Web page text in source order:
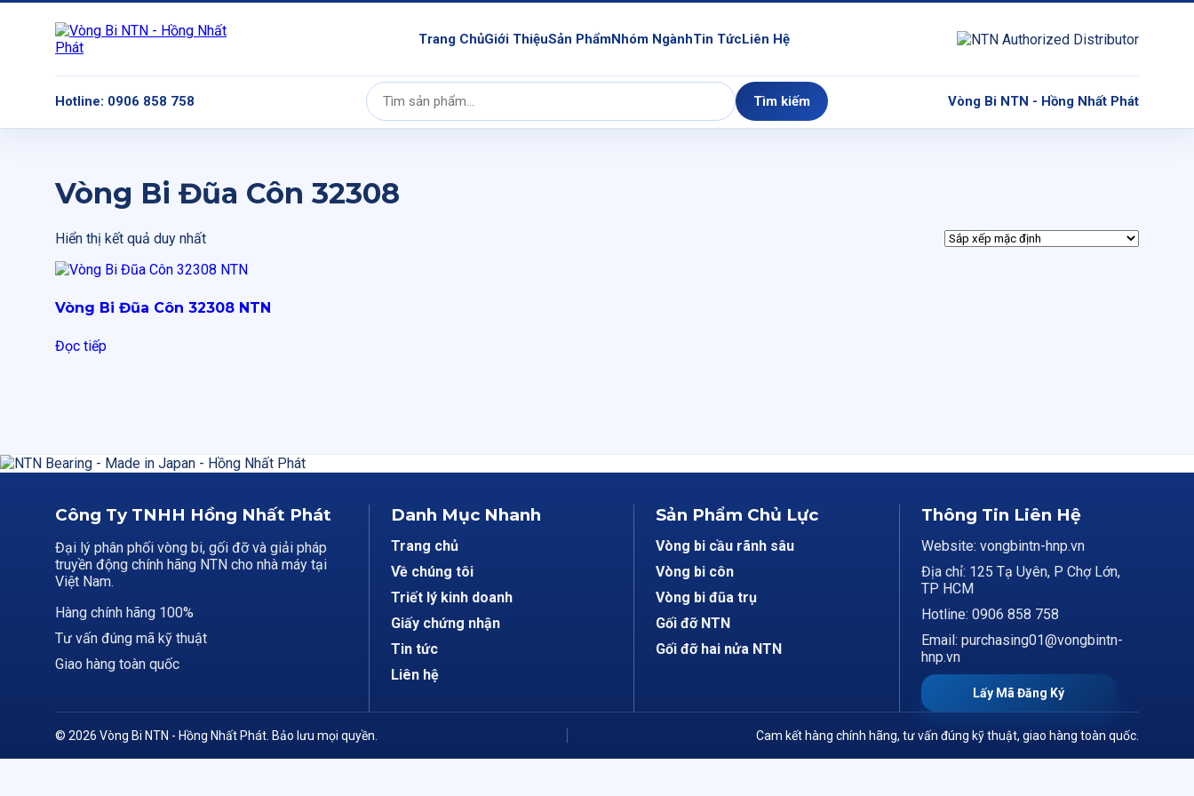
Trang ChủGiới ThiệuSản PhẩmNhóm NgànhTin TứcLiên Hệ
Hotline: 0906 858 758
Tìm
kiếm:
Tìm kiếm Vòng Bi NTN - Hồng Nhất Phát
Vòng Bi Đũa Côn 32308
Hiển thị kết quả duy nhất
Vòng Bi Đũa Côn 32308 NTN
Đọc tiếp
Công Ty TNHH Hồng Nhất Phát
Đại lý phân phối vòng bi, gối đỡ và giải pháp
truyền động chính hãng NTN cho nhà máy tại
Việt Nam.
Hàng chính hãng 100%
Tư vấn đúng mã kỹ thuật
Giao hàng toàn quốc
Danh Mục Nhanh
Trang chủ
Về chúng tôi
Triết lý kinh doanh
Giấy chứng nhận
Tin tức
Liên hệ
Sản Phẩm Chủ Lực
Vòng bi cầu rãnh sâu
Vòng bi côn
Vòng bi đũa trụ
Gối đỡ NTN
Gối đỡ hai nửa NTN
Thông Tin Liên Hệ
Website: vongbintn-hnp.vn
Địa chỉ: 125 Tạ Uyên, P Chợ Lớn,
TP HCM
Hotline: 0906 858 758
Email: purchasing01@vongbintn-
hnp.vn
Lấy Mã Đăng Ký
© 2026 Vòng Bi NTN - Hồng Nhất Phát. Bảo lưu mọi quyền. Cam kết hàng chính hãng, tư vấn đúng kỹ thuật, giao hàng toàn quốc.